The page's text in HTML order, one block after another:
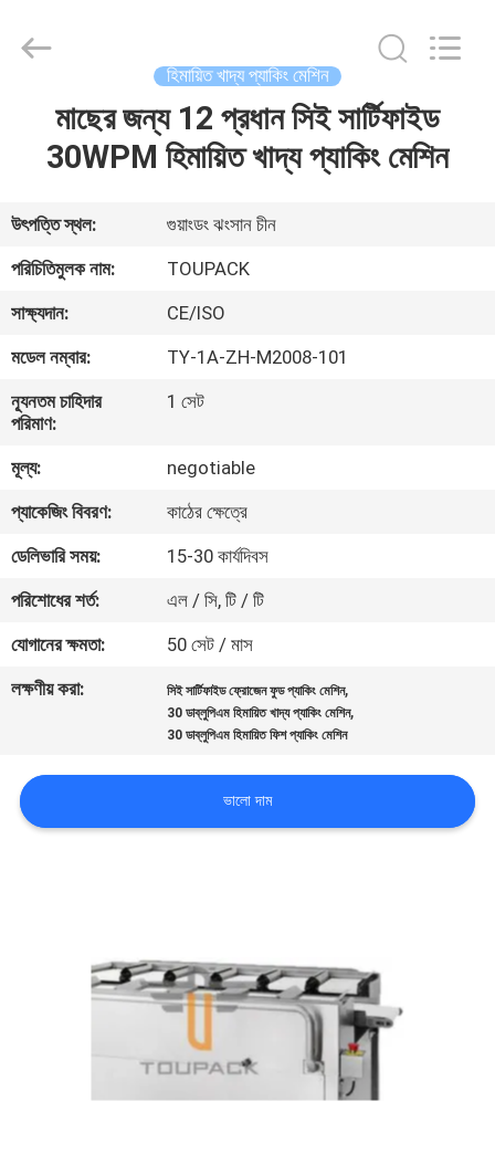
আমাদের
সম্পর্কে
ফ্যাক্টরি
ট্যুর
মান
নিয়ন্ত্রণ
আমাদের
সাথে
যোগাযোগ
করুন
খবর
SITEMAP
হিমায়িত খাদ্য প্যাকিং মেশিন
মাছের জন্য 12 প্রধান সিই সার্টিফাইড
30WPM হিমায়িত খাদ্য প্যাকিং মেশিন
উৎপত্তি স্থল:
গুয়াংডং ঝংসান চীন
পরিচিতিমুলক নাম:
TOUPACK
সাক্ষ্যদান:
CE/ISO
মডেল নম্বার:
TY-1A-ZH-M2008-101
ন্যূনতম চাহিদার
পরিমাণ:
1 সেট
মূল্য:
negotiable
প্যাকেজিং বিবরণ:
কাঠের ক্ষেত্রে
ডেলিভারি সময়:
15-30 কার্যদিবস
পরিশোধের শর্ত:
এল / সি, টি / টি
যোগানের ক্ষমতা:
50 সেট / মাস
লক্ষণীয় করা:
সিই সার্টিফাইড ফ্রোজেন ফুড প্যাকিং মেশিন,
30 ডাব্লুপিএম হিমায়িত খাদ্য প্যাকিং মেশিন,
30 ডাব্লুপিএম হিমায়িত ফিশ প্যাকিং মেশিন
ভালো দাম